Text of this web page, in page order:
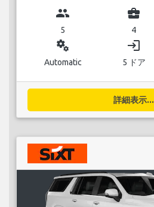
group
5
business_center
4
miscellaneous_services
Automatic
login
5 ドア
詳細表示...